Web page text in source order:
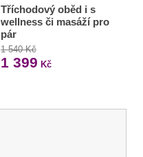
Tříchodový oběd i s
wellness či masáží pro
pár
1 540 Kč
1 399 Kč